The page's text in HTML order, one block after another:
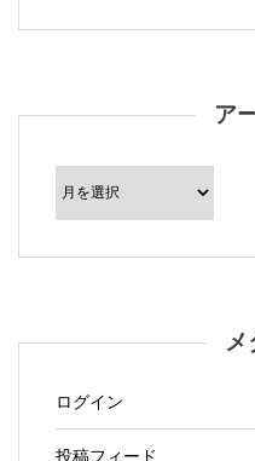
イ
投稿フィード